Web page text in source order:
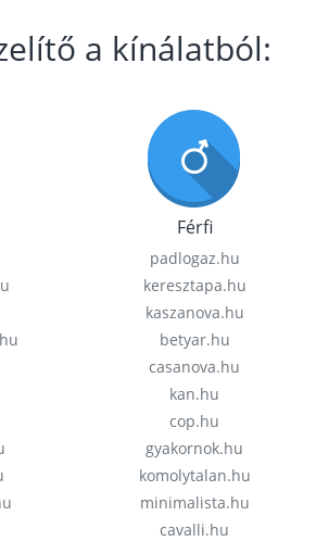
a kínálatból:
Férfi
padlogaz.hu
keresztapa.hu
kaszanova.hu
betyar.hu
casanova.hu
kan.hu
cop.hu
gyakornok.hu
komolytalan.hu
minimalista.hu
cavalli.hu